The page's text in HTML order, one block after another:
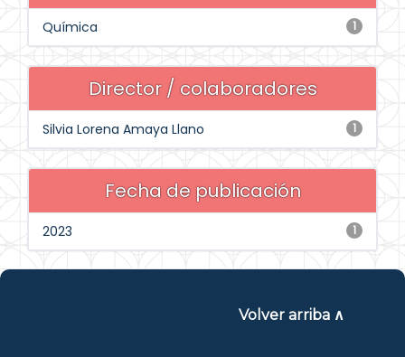
1
Química
Director / colaboradores
1
Silvia Lorena Amaya Llano
Fecha de publicación
1
2023
Volver arriba ∧